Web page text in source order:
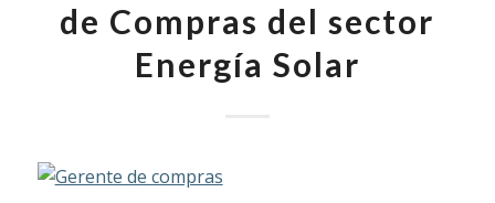
de Compras del sector
Energía Solar